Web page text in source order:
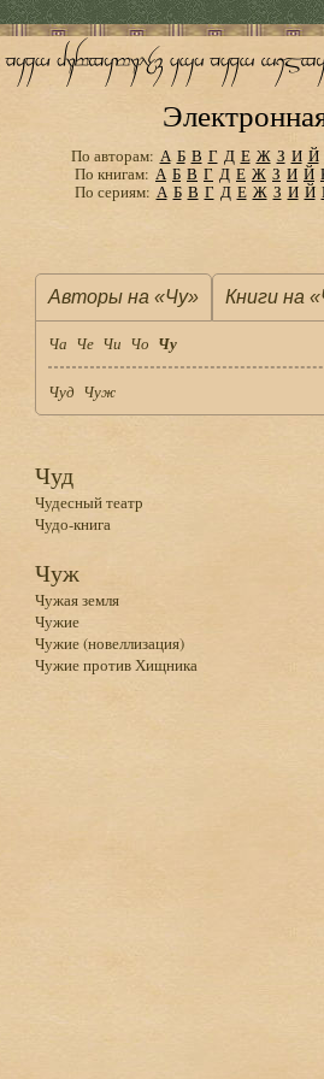
По авторам: А Б В Г Д Е Ж З И Й
По книгам: А Б В Г Д Е Ж З И Й
По сериям: А Б В Г Д Е Ж З И Й
Авторы на «Чу» Книги на
Ча Че Чи Чо Чу
Чуд Чуж
Чуд
Чудесный театр
Чудо-книга
Чуж
Чужая земля
Чужие
Чужие (новеллизация)
Чужие против Хищника